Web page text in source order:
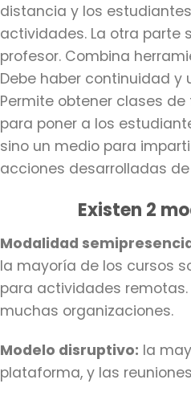
distancia y los
actividades. La otra parte
profesor. Combina
Debe haber continuidad
Permite obtener clases
para poner a los
sino un medio para
acciones desarrolladas
Existen 2
Modalidad
la mayoría de los cursos
para actividades
muchas organizaciones.
Modelo disruptivo: la
plataforma, y ​​las